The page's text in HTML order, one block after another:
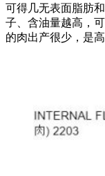
可得几无表面脂肪
子、含油量越高，
的肉出产很少，是